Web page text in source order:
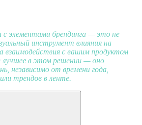
элементами брендинга — это не
инструмент влияния на
взаимодействия с вашим продуктом
лучшее в этом решении — оно
независимо от времени года,
трендов в ленте.